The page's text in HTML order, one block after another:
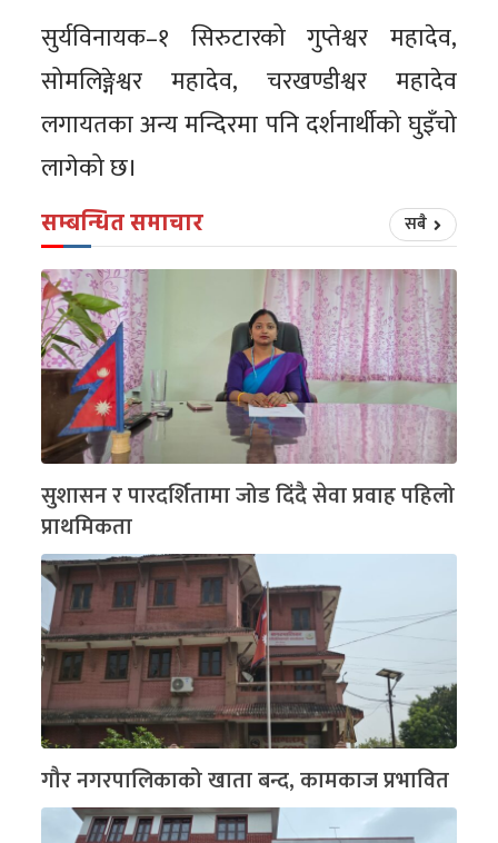
सुर्यविनायक–१ सिरुटारको गुप्तेश्वर महादेव,
सोमलिङ्गेश्वर महादेव, चरखण्डीश्वर महादेव
लगायतका अन्य मन्दिरमा पनि दर्शनार्थीको घुइँचो
लागेको छ।
सम्बन्धित समाचार सबै
सुशासन र पारदर्शितामा जोड दिंदै सेवा प्रवाह पहिलो
प्राथमिकता
गौर नगरपालिकाको खाता बन्द, कामकाज प्रभावित